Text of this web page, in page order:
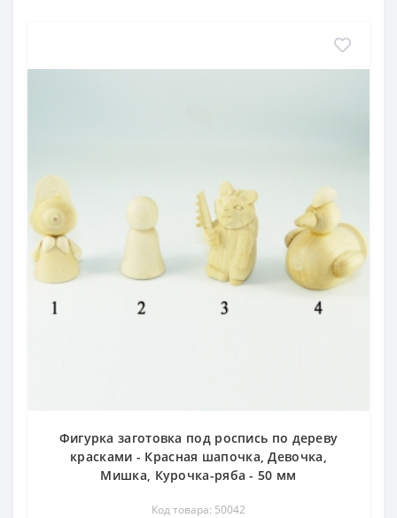
Фигурка заготовка под роспись по дереву
красками - Красная шапочка, Девочка,
Мишка, Курочка-ряба - 50 мм
Код товара: 50042